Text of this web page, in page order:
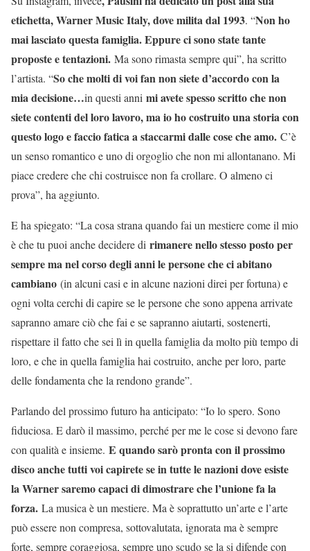
etichetta, Warner Music Italy, dove milita dal 1993. “Non ho
mai lasciato questa famiglia. Eppure ci sono state tante
proposte e tentazioni. Ma sono rimasta sempre qui”, ha scritto
l’artista. “So che molti di voi fan non siete d’accordo con la
mia decisione…in questi anni mi avete spesso scritto che non
siete contenti del loro lavoro, ma io ho costruito una storia con
questo logo e faccio fatica a staccarmi dalle cose che amo. C’è
un senso romantico e uno di orgoglio che non mi allontanano. Mi
piace credere che chi costruisce non fa crollare. O almeno ci
prova”, ha aggiunto.
E ha spiegato: “La cosa strana quando fai un mestiere come il mio
è che tu puoi anche decidere di rimanere nello stesso posto per
sempre ma nel corso degli anni le persone che ci abitano
cambiano (in alcuni casi e in alcune nazioni direi per fortuna) e
ogni volta cerchi di capire se le persone che sono appena arrivate
sapranno amare ciò che fai e se sapranno aiutarti, sostenerti,
rispettare il fatto che sei lì in quella famiglia da molto più tempo di
loro, e che in quella famiglia hai costruito, anche per loro, parte
delle fondamenta che la rendono grande”.
Parlando del prossimo futuro ha anticipato: “Io lo spero. Sono
fiduciosa. E darò il massimo, perché per me le cose si devono fare
con qualità e insieme. E quando sarò pronta con il prossimo
disco anche tutti voi capirete se in tutte le nazioni dove esiste
la Warner saremo capaci di dimostrare che l’unione fa la
forza. La musica è un mestiere. Ma è soprattutto un’arte e l’arte
può essere non compresa, sottovalutata, ignorata ma è sempre
forte, sempre coraggiosa, sempre uno scudo se la si difende con